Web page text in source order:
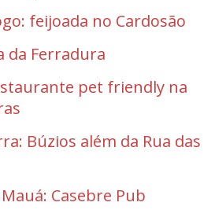
feijoada no Cardosão
da Ferradura
pet friendly na
Búzios além da Rua das
Casebre Pub